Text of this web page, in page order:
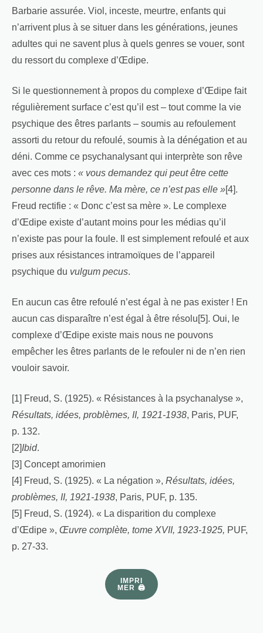
Barbarie assurée. Viol, inceste, meurtre, enfants qui
n’arrivent plus à se situer dans les générations, jeunes
adultes qui ne savent plus à quels genres se vouer, sont
du ressort du complexe d’Œdipe.
Si le questionnement à propos du complexe d’Œdipe fait
régulièrement surface c’est qu’il est – tout comme la vie
psychique des êtres parlants – soumis au refoulement
assorti du retour du refoulé, soumis à la dénégation et au
déni. Comme ce psychanalysant qui interprète son rêve
avec ces mots : « vous demandez qui peut être cette
personne dans le rêve. Ma mère, ce n’est pas elle »[4].
Freud rectifie : « Donc c’est sa mère ». Le complexe
d’Œdipe existe d’autant moins pour les médias qu’il
n’existe pas pour la foule. Il est simplement refoulé et aux
prises aux résistances intramoïques de l’appareil
psychique du vulgum pecus.
En aucun cas être refoulé n’est égal à ne pas exister ! En
aucun cas disparaître n’est égal à être résolu[5]. Oui, le
complexe d’Œdipe existe mais nous ne pouvons
empêcher les êtres parlants de le refouler ni de n’en rien
vouloir savoir.
[1] Freud, S. (1925). « Résistances à la psychanalyse »,
Résultats, idées, problèmes, II, 1921-1938, Paris, PUF,
p. 132.
[2]Ibid.
[3] Concept amorimien
[4] Freud, S. (1925). « La négation », Résultats, idées,
problèmes, II, 1921-1938, Paris, PUF, p. 135.
[5] Freud, S. (1924). « La disparition du complexe
d’Œdipe », Œuvre complète, tome XVII, 1923-1925, PUF,
p. 27-33.
IMPRI
MER 🖨